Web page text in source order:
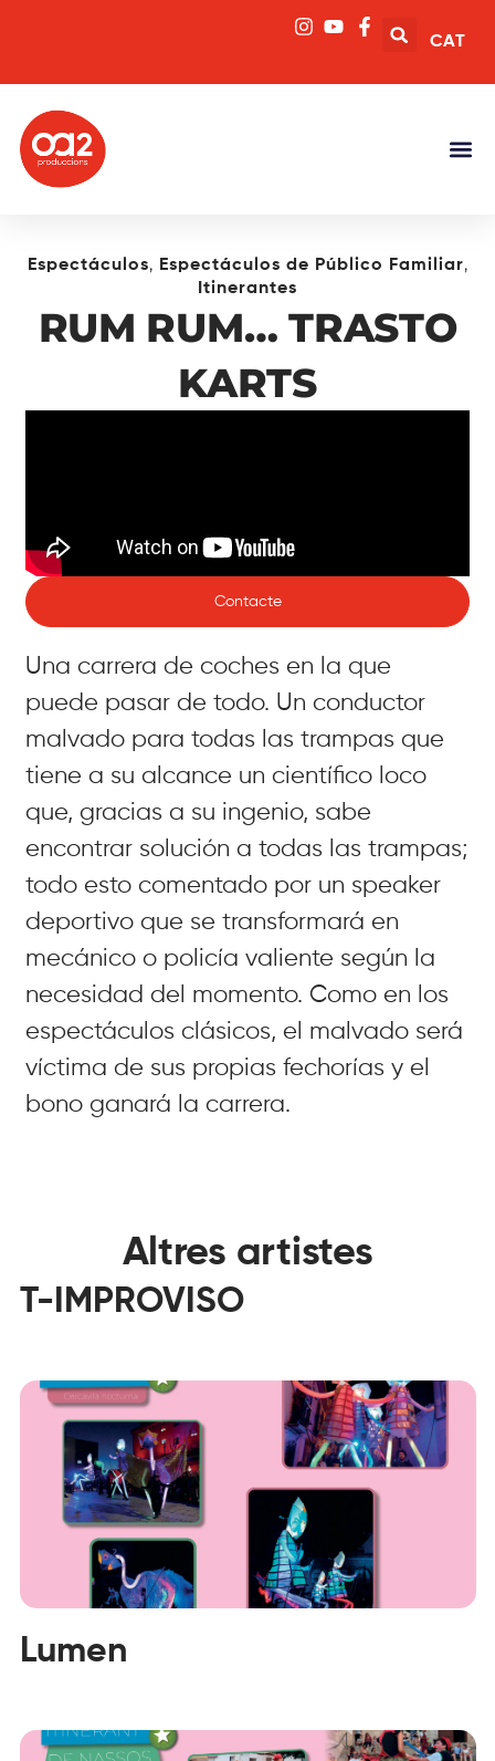
CAT
Espectáculos, Espectáculos de Público Familiar,
Itinerantes
RUM RUM… TRASTO
KARTS
Contacte
Una carrera de coches en la que
puede pasar de todo. Un conductor
malvado para todas las trampas que
tiene a su alcance un científico loco
que, gracias a su ingenio, sabe
encontrar solución a todas las trampas;
todo esto comentado por un speaker
deportivo que se transformará en
mecánico o policía valiente según la
necesidad del momento. Como en los
espectáculos clásicos, el malvado será
víctima de sus propias fechorías y el
bono ganará la carrera.
Altres artistes
T-IMPROVISO
Lumen